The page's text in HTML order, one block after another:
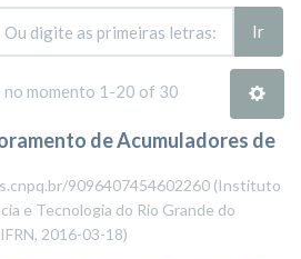
Ir
no momento 1-20 of 30
de Acumuladores de
9096407454602260 (Instituto
e Tecnologia do Rio Grande do
, 2016-03-18)